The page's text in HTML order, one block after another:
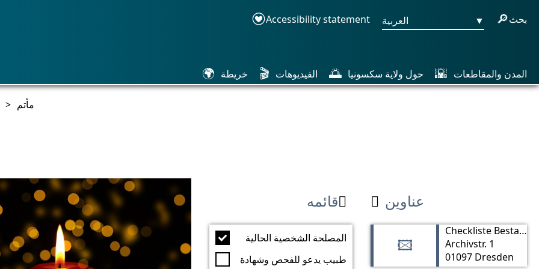
Accessibility statement العربية ▼ 🔎بحث
🌍 خريطة 🎬 الفيديوهات 🌅 حول ولاية سكسونيا 🌇 المدن والمقاطعات
> مأتم
قائمه
المصلحة الشخصية الحالية
طبيب يدعو للفحص وشهادة
 عناوين
🖾
Checkliste Bestattung – Freistaat Sachsen
Archivstr. 1
01097 Dresden